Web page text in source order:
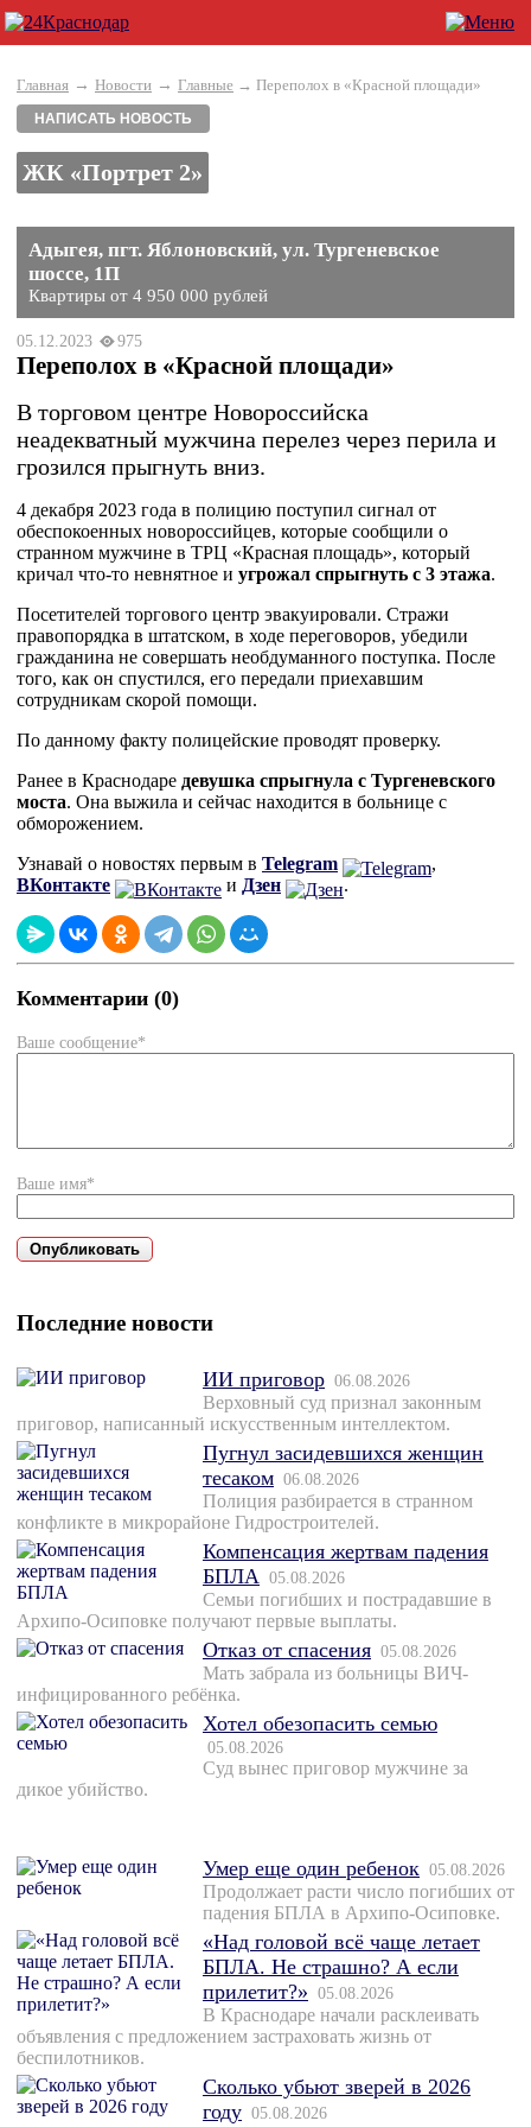
Главная → Новости → Главные → Переполох в «Красной площади»
НАПИСАТЬ НОВОСТЬ
ЖК «Портрет 2»
Адыгея, пгт. Яблоновский, ул. Тургеневское
шоссе, 1П
Квартиры от 4 950 000 рублей
05.12.2023 975
Переполох в «Красной площади»
В торговом центре Новороссийска
неадекватный мужчина перелез через перила и
грозился прыгнуть вниз.
4 декабря 2023 года в полицию поступил сигнал от
обеспокоенных новороссийцев, которые сообщили о
странном мужчине в ТРЦ «Красная площадь», который
кричал что-то невнятное и угрожал спрыгнуть с 3 этажа.
Посетителей торгового центр эвакуировали. Стражи
правопорядка в штатском, в ходе переговоров, убедили
гражданина не совершать необдуманного поступка. После
того, как он спустился, его передали приехавшим
сотрудникам скорой помощи.
По данному факту полицейские проводят проверку.
Ранее в Краснодаре девушка спрыгнула с Тургеневского
моста. Она выжила и сейчас находится в больнице с
обморожением.
Узнавай о новостях первым в Telegram
,
ВКонтакте
и Дзен .
Комментарии (0)
Ваше сообщение*
Ваше имя*
Последние новости
ИИ приговор 06.08.2026
Верховный суд признал законным
приговор, написанный искусственным интеллектом.
Пугнул засидевшихся женщин
тесаком 06.08.2026
Полиция разбирается в странном
конфликте в микрорайоне Гидростроителей.
Компенсация жертвам падения
БПЛА 05.08.2026
Семьи погибших и пострадавшие в
Архипо-Осиповке получают первые выплаты.
Отказ от спасения 05.08.2026
Мать забрала из больницы ВИЧ-
инфицированного ребёнка.
Хотел обезопасить семью
05.08.2026
Суд вынес приговор мужчине за
дикое убийство.
Умер еще один ребенок 05.08.2026
Продолжает расти число погибших от
падения БПЛА в Архипо-Осиповке.
«Над головой всё чаще летает
БПЛА. Не страшно? А если
прилетит?» 05.08.2026
В Краснодаре начали расклеивать
объявления с предложением застраховать жизнь от
беспилотников.
Сколько убьют зверей в 2026
году 05.08.2026